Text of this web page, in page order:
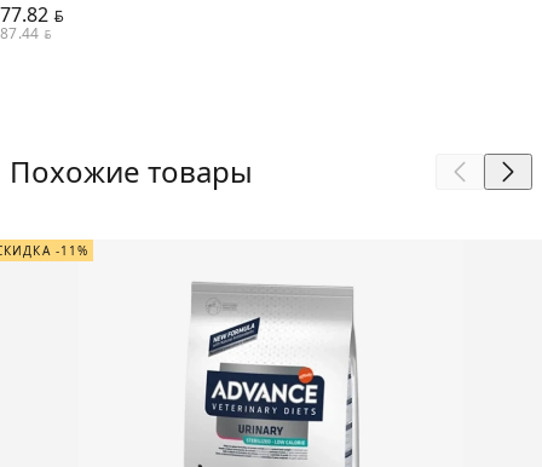
77.82 BYN
87.44 BYN
Похожие товары
-11%